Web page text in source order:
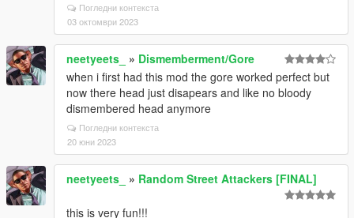
Погледни контекста
03 октомври 2023
neetyeets_ » Dismemberment/Gore
when i first had this mod the gore worked perfect but
now there head just disapears and like no bloody
dismembered head anymore
Погледни контекста
20 юни 2023
neetyeets_ » Random Street Attackers [FINAL]
this is very fun!!!